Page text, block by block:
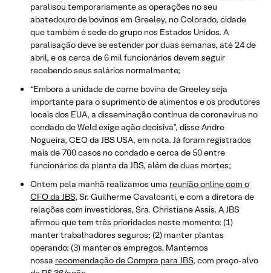
paralisou temporariamente as operações no seu
abatedouro de bovinos em Greeley, no Colorado, cidade
que também é sede do grupo nos Estados Unidos. A
paralisação deve se estender por duas semanas, até 24 de
abril, e os cerca de 6 mil funcionários devem seguir
recebendo seus salários normalmente;
“Embora a unidade de carne bovina de Greeley seja
importante para o suprimento de alimentos e os produtores
locais dos EUA, a disseminação contínua de coronavírus no
condado de Weld exige ação decisiva”, disse Andre
Nogueira, CEO da JBS USA, em nota. Já foram registrados
mais de 700 casos no condado e cerca de 50 entre
funcionários da planta da JBS, além de duas mortes;
Ontem pela manhã realizamos uma reunião online com o
CFO da JBS, Sr. Guilherme Cavalcanti, e com a diretora de
relações com investidores, Sra. Christiane Assis. A JBS
afirmou que tem três prioridades neste momento: (1)
manter trabalhadores seguros; (2) manter plantas
operando; (3) manter os empregos. Mantemos
nossa recomendação de Compra para JBS, com preço-alvo